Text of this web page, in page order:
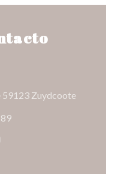
59123 Zuydcoote((abre en
((abre en una nueva
((abre en una